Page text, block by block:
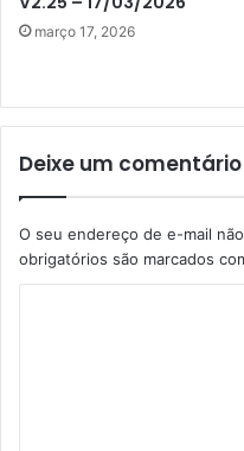
março 17, 2026
Deixe um comentário
O seu endereço de e-mail
obrigatórios são marcados